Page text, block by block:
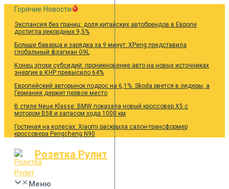
Перейти
содержанию
Горячие Новости
Экспансия без границ: доля китайских автобрендов в Европе
достигла рекордных 9,5%
Больше баварца и зарядка за 9 минут: XPeng представила
глобальный флагман G9L
Конец эпохи субсидий: проникновение авто на новых источниках
энергии в КНР превысило 64%
Европейский авторынок подрос на 6,1%: Skoda рвется в лидеры, а
Германия держит первое место
В стиле Neue Klasse: BMW показала новый кроссовер X5 с
мотором B58 и запасом хода 1000 км
Гостиная на колесах: Xiaomi раскрыла салон-трансформер
кроссовера Pengcheng N90
Розетка Рулит
Меню